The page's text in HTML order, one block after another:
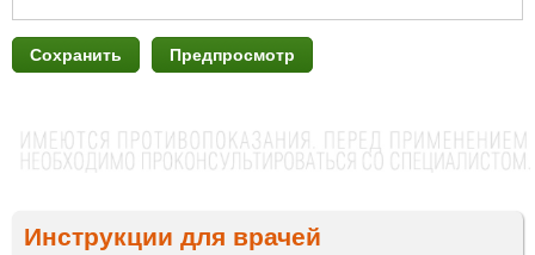
Инструкции для врачей